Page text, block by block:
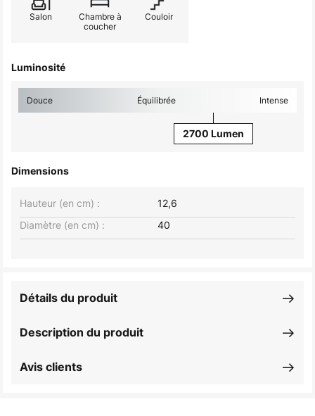
Salon
Chambre à
coucher
Couloir
Luminosité
Douce Équilibrée Intense
2700 Lumen
Dimensions
Hauteur (en cm) :
12,6
Diamètre (en cm) :
40
Description du produit
Détails du produit
Avis clients